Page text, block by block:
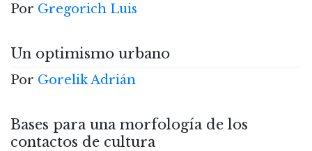
Por Gregorich Luis
Un optimismo urbano
Por Gorelik Adrián
Bases para una morfología de los
contactos de cultura